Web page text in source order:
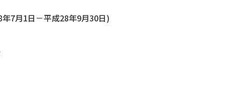
7月1日－平成28年9月30日)